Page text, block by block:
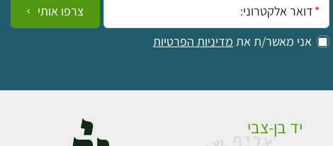
אני מאשר/ת את מדיניות הפרטיות
צרפו אותי
יד בן-צבי